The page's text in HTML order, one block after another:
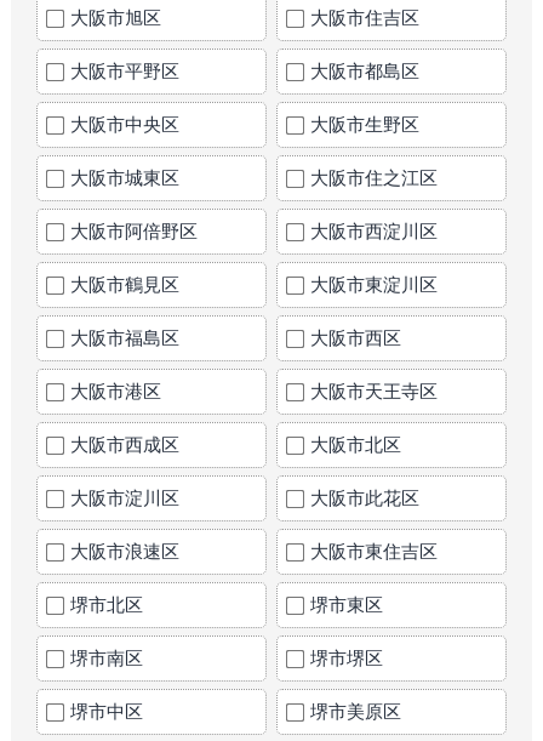
大阪市旭区 大阪市住吉区
大阪市平野区 大阪市都島区
大阪市中央区 大阪市生野区
大阪市城東区 大阪市住之江区
大阪市阿倍野区 大阪市西淀川区
大阪市鶴見区 大阪市東淀川区
大阪市福島区 大阪市西区
大阪市港区 大阪市天王寺区
大阪市西成区 大阪市北区
大阪市淀川区 大阪市此花区
大阪市浪速区 大阪市東住吉区
堺市北区 堺市東区
堺市南区 堺市堺区
堺市中区 堺市美原区